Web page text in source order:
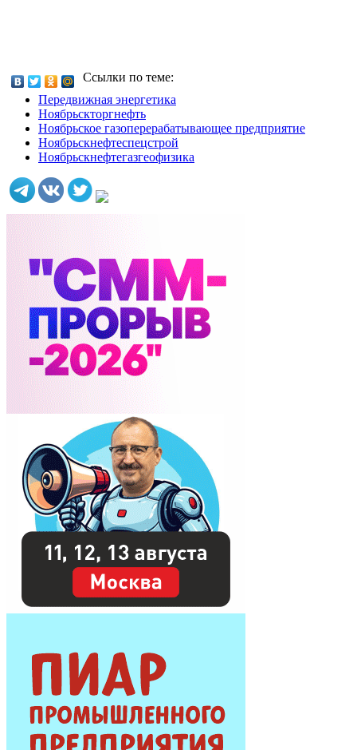
Ссылки по теме:
Передвижная энергетика
Ноябрьскторгнефть
Ноябрьское газоперерабатывающее предприятие
Ноябрьскнефтеспецстрой
Ноябрьскнефтегазгеофизика